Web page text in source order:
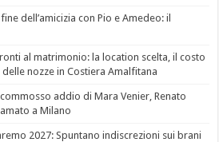
dell’amicizia con Pio e Amedeo: il
al matrimonio: la location scelta, il costo
nozze in Costiera Amalfitana
addio di Mara Venier, Renato
a Milano
2027: Spuntano indiscrezioni sui brani